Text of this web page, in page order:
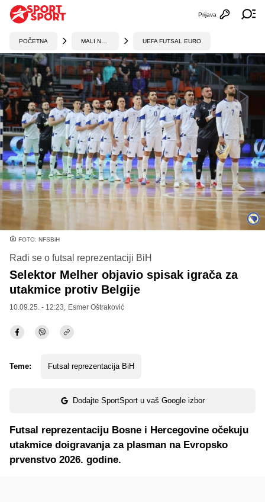
Otvori
Prijava
POČETNA UEFA FUTSAL EURO
FOTO: NFSBiH
Radi se o futsal reprezentaciji BiH
Selektor Melher objavio spisak igrača za
utakmice protiv Belgije
10.09.25. - 12:23, Esmer Oštraković
Teme: Futsal reprezentacija BiH
Dodajte SportSport u vaš Google izbor
Futsal reprezentaciju Bosne i Hercegovine očekuju
utakmice doigravanja za plasman na Evropsko
prvenstvo 2026. godine.